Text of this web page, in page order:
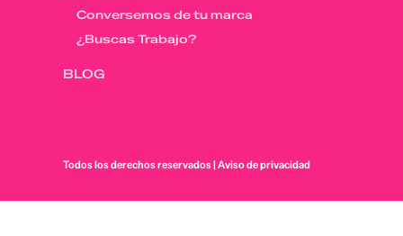
Conversemos de tu marca
¿Buscas Trabajo?
BLOG
Todos los derechos reservados |Aviso de privacidad